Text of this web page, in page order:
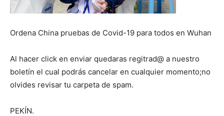
Ordena China pruebas de Covid-19 para todos en Wuhan
Al hacer click en enviar quedaras regitrad@ a nuestro
boletín el cual podrás cancelar en cualquier momento;no
olvides revisar tu carpeta de spam.
PEKÍN.